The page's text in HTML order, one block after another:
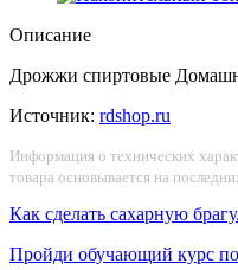
Описание
Дрожжи спиртовые
Источник: rdshop.ru
Информация о технических
товара основывается на
Как сделать сахарную
Пройди обучающий курс